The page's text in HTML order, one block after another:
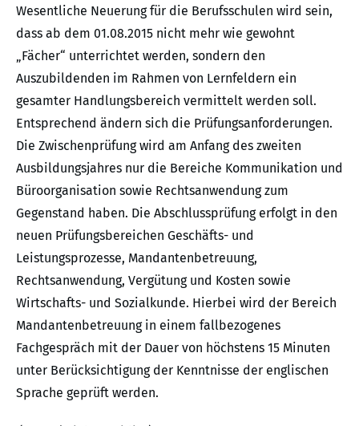
Wesentliche Neuerung für die Berufsschulen wird sein,
dass ab dem 01.08.2015 nicht mehr wie gewohnt
„Fächer“ unterrichtet werden, sondern den
Auszubildenden im Rahmen von Lernfeldern ein
gesamter Handlungsbereich vermittelt werden soll.
Entsprechend ändern sich die Prüfungsanforderungen.
Die Zwischenprüfung wird am Anfang des zweiten
Ausbildungsjahres nur die Bereiche Kommunikation und
Büroorganisation sowie Rechtsanwendung zum
Gegenstand haben. Die Abschlussprüfung erfolgt in den
neuen Prüfungsbereichen Geschäfts- und
Leistungsprozesse, Mandantenbetreuung,
Rechtsanwendung, Vergütung und Kosten sowie
Wirtschafts- und Sozialkunde. Hierbei wird der Bereich
Mandantenbetreuung in einem fallbezogenes
Fachgespräch mit der Dauer von höchstens 15 Minuten
unter Berücksichtigung der Kenntnisse der englischen
Sprache geprüft werden.